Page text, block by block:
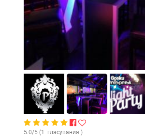
5.0/5 (1 гласувания )